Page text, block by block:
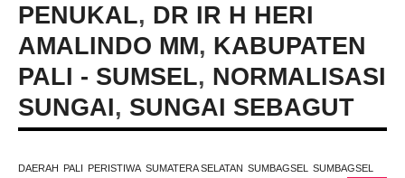
PENUKAL, DR IR H HERI
AMALINDO MM, KABUPATEN
PALI - SUMSEL, NORMALISASI
SUNGAI, SUNGAI SEBAGUT
DAERAH PALI PERISTIWA SUMATERA SELATAN SUMBAGSEL
SUMBAGSEL